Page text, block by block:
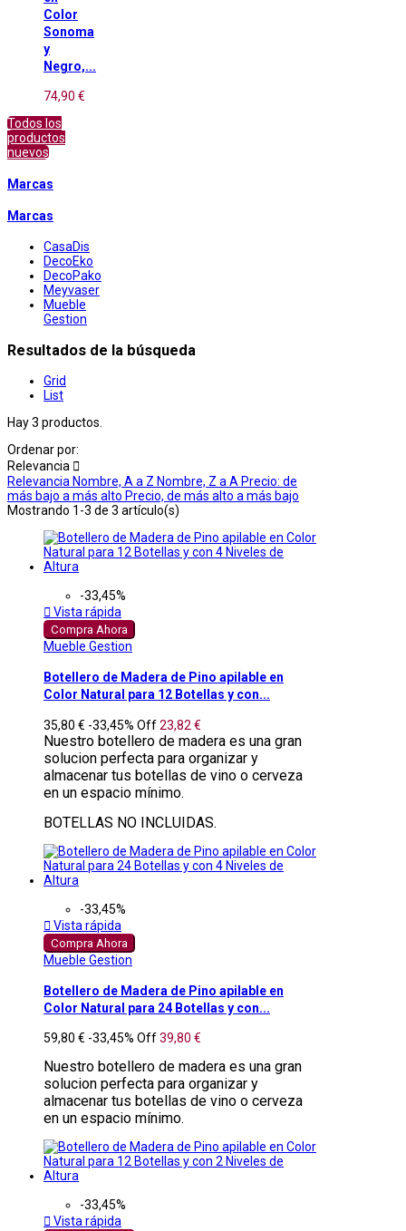
Color
Sonoma
y
Negro,...
74,90 €
Todos los
productos
nuevos
Marcas
Marcas
CasaDis
DecoEko
DecoPako
Meyvaser
Mueble
Gestion
Resultados de la búsqueda
Grid
List
Hay 3 productos.
Ordenar por:
Relevancia 
Relevancia Nombre, A a Z Nombre, Z a A Precio: de
más bajo a más alto Precio, de más alto a más bajo
Mostrando 1-3 de 3 artículo(s)
-33,45%
 Vista rápida
Compra Ahora
Mueble Gestion
Botellero de Madera de Pino apilable en
Color Natural para 12 Botellas y con...
35,80 € -33,45% Off23,82 €
Nuestro botellero de madera es una gran
solucion perfecta para organizar y
almacenar tus botellas de vino o cerveza
en un espacio mínimo.
BOTELLAS NO INCLUIDAS.
-33,45%
 Vista rápida
Compra Ahora
Mueble Gestion
Botellero de Madera de Pino apilable en
Color Natural para 24 Botellas y con...
59,80 € -33,45% Off39,80 €
Nuestro botellero de madera es una gran
solucion perfecta para organizar y
almacenar tus botellas de vino o cerveza
en un espacio mínimo.
-33,45%
 Vista rápida